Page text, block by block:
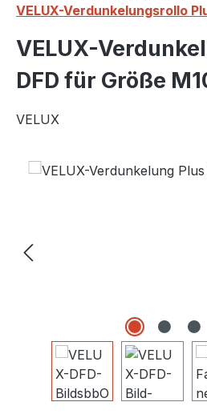
VELUX-Verdunkelungsrollo
VELUX-
DFD für Größe
VELUX
Bildergalerie überspringen